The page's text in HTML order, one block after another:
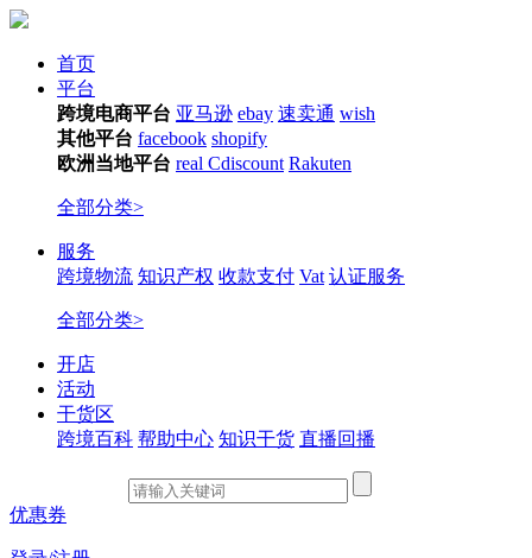
首页
平台
跨境电商平台 亚马逊 ebay 速卖通 wish
其他平台 facebook shopify
欧洲当地平台 real Cdiscount Rakuten
全部分类>
服务
跨境物流 知识产权 收款支付 Vat 认证服务
全部分类>
开店
活动
干货区
跨境百科 帮助中心 知识干货 直播回播
优惠券